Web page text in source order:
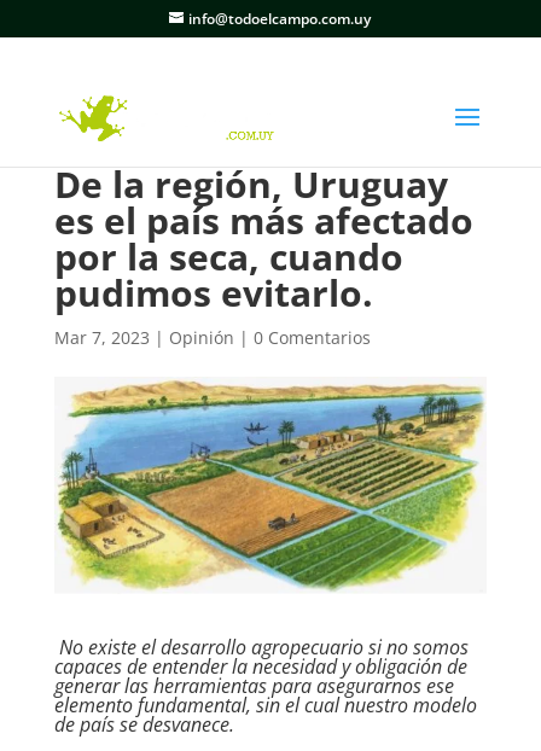
info@todoelcampo.com.uy
De la región, Uruguay
es el país más afectado
por la seca, cuando
pudimos evitarlo.
Mar 7, 2023 | Opinión | 0 Comentarios
No existe el desarrollo agropecuario si no somos
capaces de entender la necesidad y obligación de
generar las herramientas para asegurarnos ese
elemento fundamental, sin el cual nuestro modelo
de país se desvanece.